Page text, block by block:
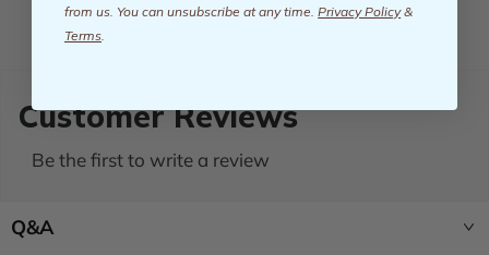
Customer Reviews
Be the first to write a review
Q&A
from us. You can unsubscribe at any time.Privacy Policy&
Terms.